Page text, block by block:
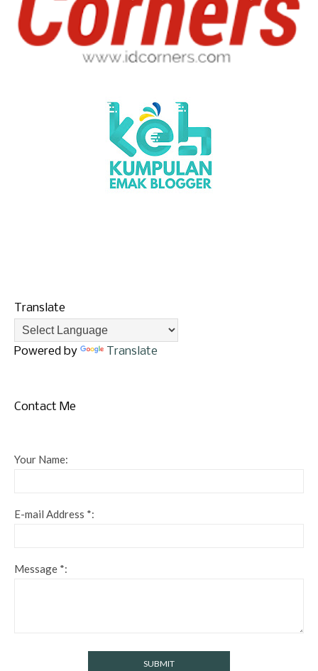
Translate
Powered by Translate
Contact Me
Your Name:
E-mail Address *:
Message *: